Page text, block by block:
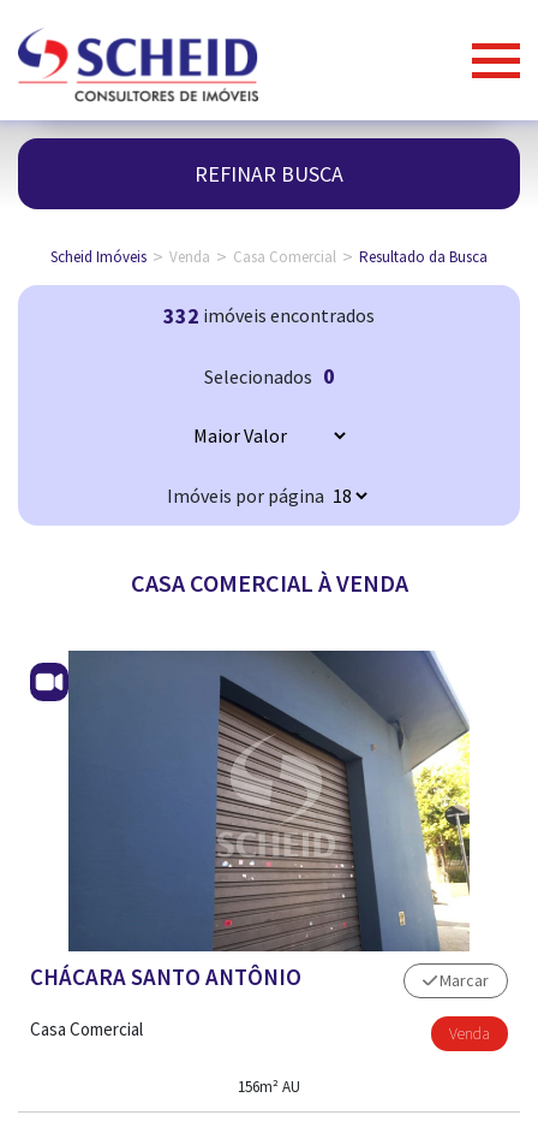
REFINAR BUSCA
Scheid Imóveis > Venda > Casa Comercial > Resultado da Busca
332 imóveis encontrados
Selecionados 0
Imóveis por página
CASA COMERCIAL À VENDA
CHÁCARA SANTO ANTÔNIO
Casa Comercial
Marcar
Venda
156m² AU